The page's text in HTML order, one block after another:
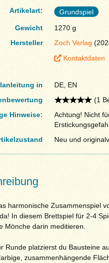
Artikelart:
Grundspiel
Gewicht
1270 g
Hersteller
Zoch Verlag
Kontaktdaten
in
DE, EN
(1
Hinweise:
Achtung! Nicht
Neu und
harmonische Zusammenspiel
In diesem Brettspiel für 2-4
Mönche darin meditieren.
Runde platzierst du Bausteine
zusammenhängende